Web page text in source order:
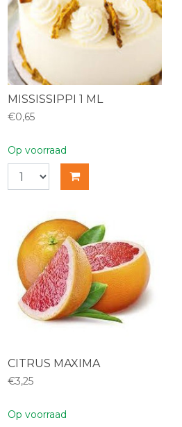
MISSISSIPPI 1 ML
€0,65
Op voorraad
CITRUS MAXIMA
€3,25
Op voorraad